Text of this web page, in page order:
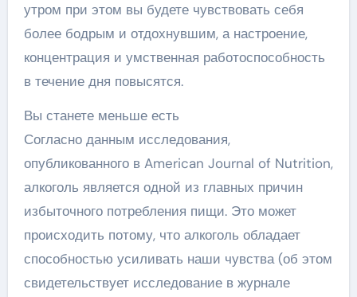
утром при этом вы будете чувствовать себя
более бодрым и отдохнувшим, а настроение,
концентрация и умственная работоспособность
в течение дня повысятся.
Вы станете меньше есть
Согласно данным исследования,
опубликованного в American Journal of Nutrition,
алкоголь является одной из главных причин
избыточного потребления пищи. Это может
происходить потому, что алкоголь обладает
способностью усиливать наши чувства (об этом
свидетельствует исследование в журнале